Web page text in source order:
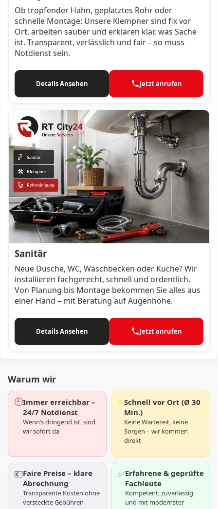
Ob tropfender Hahn, geplatztes Rohr oder
schnelle Montage: Unsere Klempner sind fix vor
Ort, arbeiten sauber und erklären klar, was Sache
ist. Transparent, verlässlich und fair – so muss
Notdienst sein.
Details Ansehen Jetzt anrufen
Sanitär
Neue Dusche, WC, Waschbecken oder Küche? Wir
installieren fachgerecht, schnell und ordentlich.
Von Planung bis Montage bekommen Sie alles aus
einer Hand – mit Beratung auf Augenhöhe.
Details Ansehen Jetzt anrufen
Warum wir
🕘Immer erreichbar –
24/7 Notdienst
Wenn’s dringend ist, sind
wir sofort da
⚡Schnell vor Ort (Ø 30
Min.)
Keine Wartezeit, keine
Sorgen – wir kommen
direkt
💶Faire Preise – klare
Abrechnung
Transparente Kosten ohne
versteckte Gebühren
✅Erfahrene & geprüfte
Fachleute
Kompetent, zuverlässig
und mit modernster